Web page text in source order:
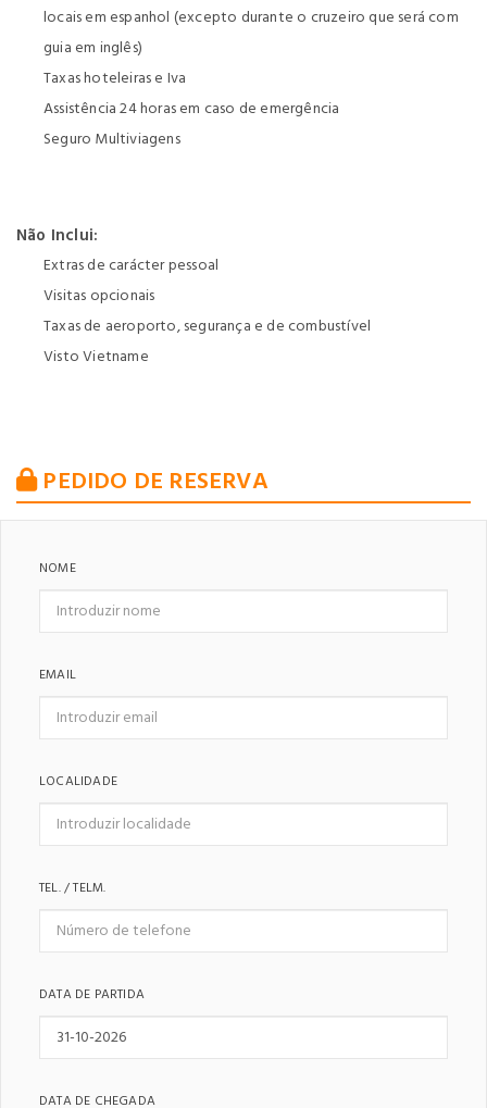
locais em espanhol (excepto durante o cruzeiro que será com
guia em inglês)
Taxas hoteleiras e Iva
Assistência 24 horas em caso de emergência
Seguro Multiviagens
Não Inclui:
Extras de carácter pessoal
Visitas opcionais
Taxas de aeroporto, segurança e de combustível
Visto Vietname
PEDIDO DE RESERVA
NOME
EMAIL
LOCALIDADE
TEL. / TELM.
DATA DE PARTIDA
DATA DE CHEGADA